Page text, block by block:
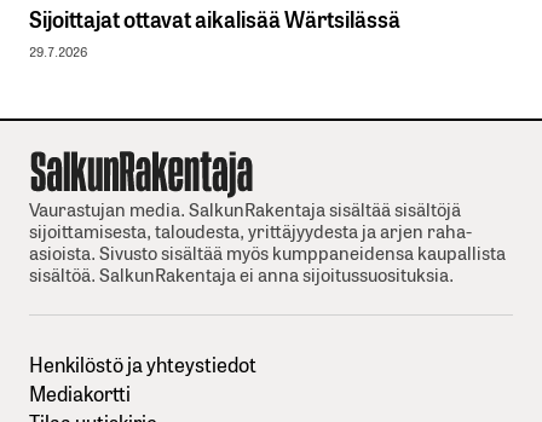
Sijoittajat ottavat aikalisää Wärtsilässä
29.7.2026
Vaurastujan media. SalkunRakentaja sisältää sisältöjä
sijoittamisesta, taloudesta, yrittäjyydesta ja arjen raha-
asioista. Sivusto sisältää myös kumppaneidensa kaupallista
sisältöä. SalkunRakentaja ei anna sijoitussuosituksia.
Henkilöstö ja yhteystiedot
Mediakortti